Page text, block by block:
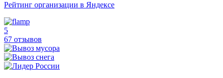
Рейтинг организации в Яндексе
5
67 отзывов